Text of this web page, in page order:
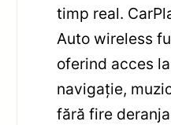
timp real.
Auto wireless
oferind acces
navigație,
fără fire